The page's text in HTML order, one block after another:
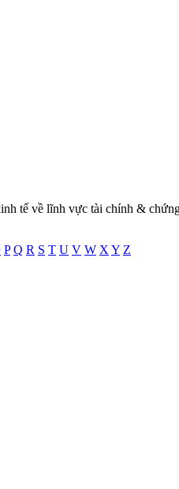
tế về lĩnh vực tài chính &
P Q R S T U V W X Y Z